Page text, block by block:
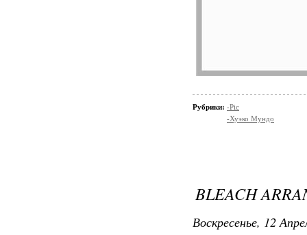
Рубрики: -Pic
-Хуэко Мундо
BLEACH
Воскресенье, 12